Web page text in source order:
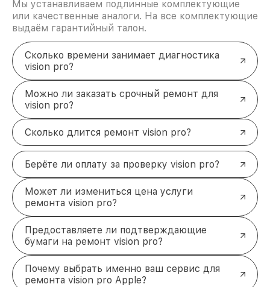
Камала, д. 41. Мы гарантируем индивидуальный
подход и высокий уровень сервиса!
Мы устанавливаем подлинные комплектующие
или качественные аналоги. На все комплектующие
выдаём гарантийный талон.
Сколько времени занимает диагностика
vision pro?
Можно ли заказать срочный ремонт для
vision pro?
Сколько длится ремонт vision pro?
Берёте ли оплату за проверку vision pro?
Может ли измениться цена услуги
ремонта vision pro?
Предоставляете ли подтверждающие
бумаги на ремонт vision pro?
Почему выбрать именно ваш сервис для
ремонта vision pro Apple?